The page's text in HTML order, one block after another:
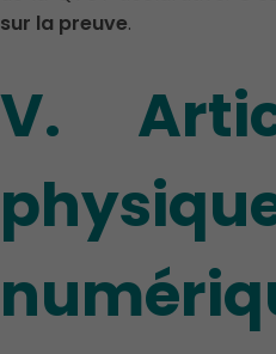
sur la preuve.
V.